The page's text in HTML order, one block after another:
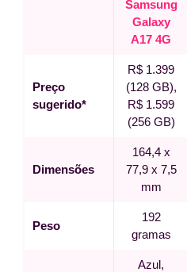
Samsung
Galaxy
A17 4G
Preço
sugerido*
R$ 1.399
(128 GB),
R$ 1.599
(256 GB)
Dimensões
164,4 x
77,9 x 7,5
mm
Peso
192
gramas
Azul,